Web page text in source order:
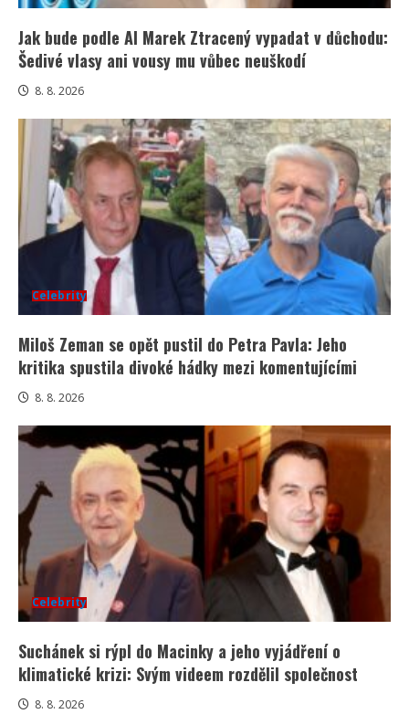
Jak bude podle AI Marek Ztracený vypadat v důchodu:
Šedivé vlasy ani vousy mu vůbec neuškodí
8. 8. 2026
Celebrity
Miloš Zeman se opět pustil do Petra Pavla: Jeho
kritika spustila divoké hádky mezi komentujícími
8. 8. 2026
Celebrity
Suchánek si rýpl do Macinky a jeho vyjádření o
klimatické krizi: Svým videem rozdělil společnost
8. 8. 2026